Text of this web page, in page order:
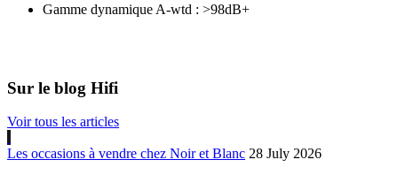
Gamme dynamique A-wtd : >98dB+
Sur le blog Hifi
Voir tous les articles
Les occasions à vendre chez Noir et Blanc 28 July 2026